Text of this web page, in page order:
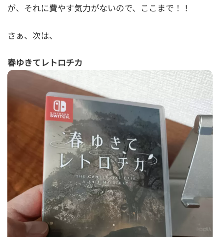
が、それに費やす気力がないので、ここまで！！
さぁ、次は、
春ゆきてレトロチカ